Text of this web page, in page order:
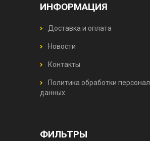
ИНФОРМАЦИЯ
Доставка и оплата
Новости
Контакты
Политика обработки
данных
ФИЛЬТРЫ